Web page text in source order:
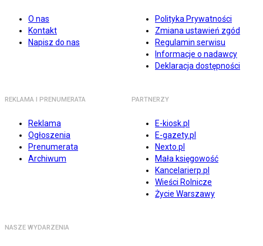
O nas
Kontakt
Napisz do nas
Polityka Prywatności
Zmiana ustawień zgód
Regulamin serwisu
Informacje o nadawcy
Deklaracja dostępności
REKLAMA I PRENUMERATA
Reklama
Ogłoszenia
Prenumerata
Archiwum
PARTNERZY
E-kiosk.pl
E-gazety.pl
Nexto.pl
Mała księgowość
Kancelarierp.pl
Wieści Rolnicze
Życie Warszawy
NASZE WYDARZENIA